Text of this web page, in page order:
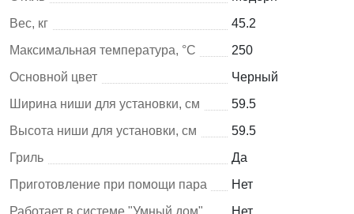
Вес, кг
45.2
Максимальная температура, °C
250
Основной цвет
Черный
Ширина ниши для установки, см
59.5
Высота ниши для установки, см
59.5
Гриль
Да
Приготовление при помощи пара
Нет
Работает в системе "Умный дом"
Нет